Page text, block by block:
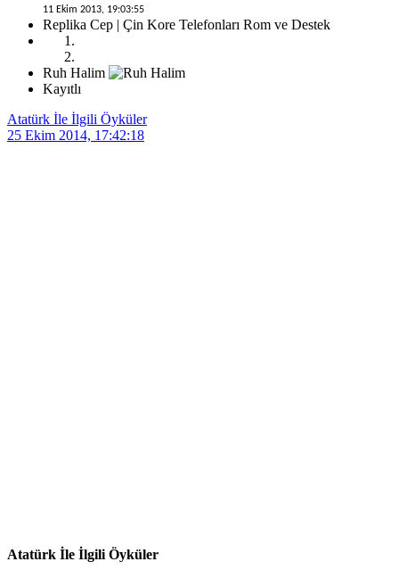
11 Ekim 2013, 19:03:55
Replika Cep | Çin Kore Telefonları Rom ve Destek
Ruh Halim
Kayıtlı
Atatürk İle İlgili Öyküler
25 Ekim 2014, 17:42:18
Atatürk İle İlgili Öyküler